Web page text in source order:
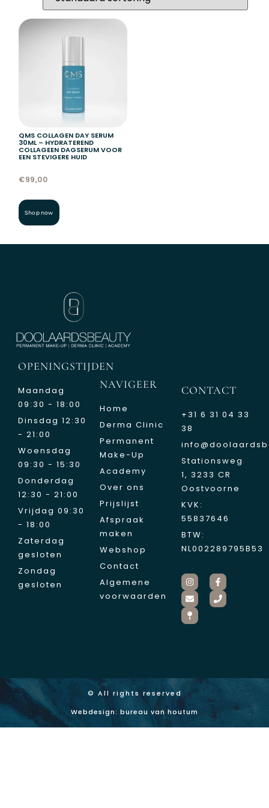
QMS COLLAGEN DAY SERUM
30ML – HYDRATEREND
COLLAGEEN DAGSERUM VOOR
EEN STEVIGERE HUID
€99,00
Shop now
OPENINGSTIJDEN
Maandag
09:30 - 18:00
Dinsdag 12:30
- 21:00
Woensdag
09:30 - 15:30
Donderdag
12:30 - 21:00
Vrijdag 09:30
- 18:00
Zaterdag
gesloten
Zondag
gesloten
NAVIGEER
Home
Derma Clinic
Permanent
Make-Up
Academy
Over ons
Prijslijst
Afspraak
maken
Webshop
Contact
Algemene
voorwaarden
CONTACT
+31 6 31 04 33
38
Stationsweg
1, 3233 CR
Oostvoorne
KVK:
55837646
BTW:
NL002289795B53
© All rights reserved
Webdesign: bureau van houtum